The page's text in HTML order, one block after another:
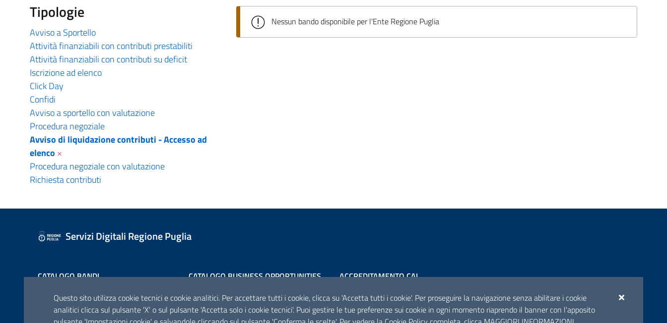
Questo sito utilizza cookie tecnici e cookie analitici. Per accettare tutti i cookie, clicca su 'Accetta tutti i cookie'. Per proseguire la navigazione senza abilitare i cookie
analitici clicca sul pulsante 'X' o sul pulsante 'Accetta solo i cookie tecnici'. Puoi gestire le tue preferenze sui cookie in ogni momento riaprendo il banner con l'apposito
Tipologie
Avviso a Sportello
Attività finanziabili con contributi prestabiliti
Attività finanziabili con contributi su deficit
Iscrizione ad elenco
Click Day
Confidi
Avviso a sportello con valutazione
Procedura negoziale
Avviso di liquidazione contributi - Accesso ad
elenco ×
Procedura negoziale con valutazione
Richiesta contributi
Nessun bando disponibile per l'Ente Regione Puglia
Servizi Digitali Regione Puglia
CATALOGO BANDI CATALOGO BUSINESS OPPORTUNITIES
ACCREDITAMENTO CAI
Scheda informativa accreditamento